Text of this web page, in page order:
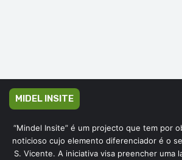
MIDEL INSITE
“Mindel Insite” é um projecto que tem por
noticioso cujo elemento diferenciador é o
S. Vicente. A iniciativa visa preencher uma